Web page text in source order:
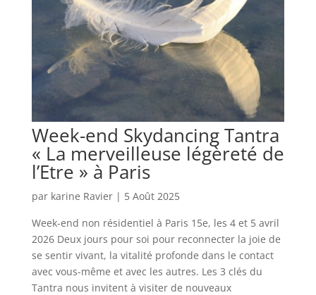
Week-end Skydancing Tantra
« La merveilleuse légèreté de
l’Etre » à Paris
par karine Ravier| 5 Août 2025
Week-end non résidentiel à Paris 15e, les 4 et 5 avril
2026 Deux jours pour soi pour reconnecter la joie de
se sentir vivant, la vitalité profonde dans le contact
avec vous-même et avec les autres. Les 3 clés du
Tantra nous invitent à visiter de nouveaux